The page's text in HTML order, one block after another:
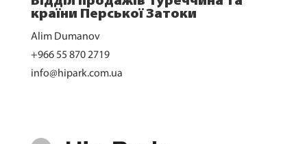
країни Перської Затоки
Alim Dumanov
+966 55 870 2719
info@hipark.com.ua